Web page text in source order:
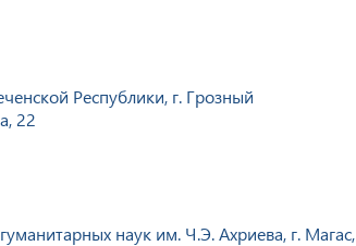
Республики, г. Грозный
22
наук им. Ч.Э. Ахриева, г. Магас,